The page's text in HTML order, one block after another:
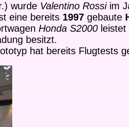
wurdeValentino Rossiim
eine bereits1997gebaute
Honda S2000leistet
besitzt.
hat bereits Flugtests